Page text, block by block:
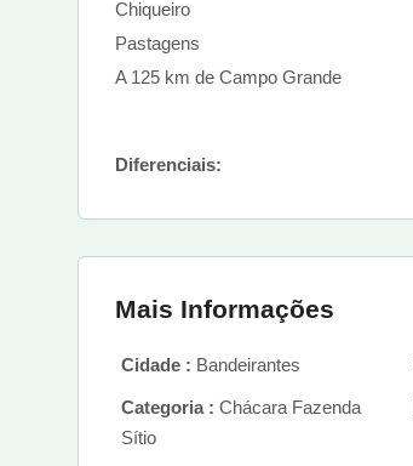
Chiqueiro
Pastagens
A 125 km de Campo Grande
Diferenciais:
Mais Informações
Cidade : Bandeirantes
Categoria : Chácara Fazenda
Sítio